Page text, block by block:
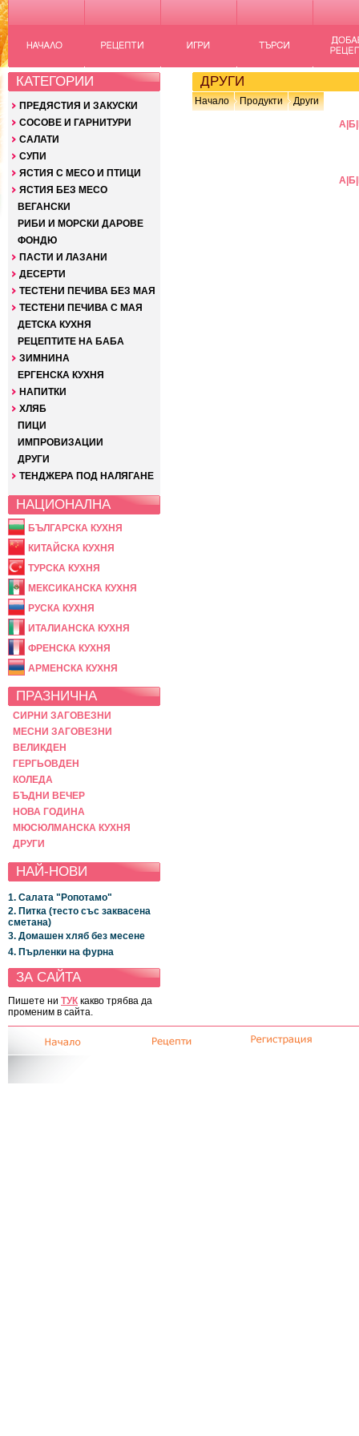
КАТЕГОРИИ
ПРЕДЯСТИЯ И ЗАКУСКИ
СОСОВЕ И ГАРНИТУРИ
САЛАТИ
СУПИ
ЯСТИЯ С МЕСО И ПТИЦИ
ЯСТИЯ БЕЗ МЕСО
ВЕГАНСКИ
РИБИ И МОРСКИ ДАРОВЕ
ФОНДЮ
ПАСТИ И ЛАЗАНИ
ДЕСЕРТИ
ТЕСТЕНИ ПЕЧИВА БЕЗ МАЯ
ТЕСТЕНИ ПЕЧИВА С МАЯ
ДЕТСКА КУХНЯ
РЕЦЕПТИТЕ НА БАБА
ЗИМНИНА
ЕРГЕНСКА КУХНЯ
НАПИТКИ
ХЛЯБ
ПИЦИ
ИМПРОВИЗАЦИИ
ДРУГИ
ТЕНДЖЕРА ПОД НАЛЯГАНЕ
НАЦИОНАЛНА
БЪЛГАРСКА КУХНЯ
КИТАЙСКА КУХНЯ
ТУРСКА КУХНЯ
МЕКСИКАНСКА КУХНЯ
РУСКА КУХНЯ
ИТАЛИАНСКА КУХНЯ
ФРЕНСКА КУХНЯ
АРМЕНСКА КУХНЯ
ПРАЗНИЧНА
СИРНИ ЗАГОВЕЗНИ
МЕСНИ ЗАГОВЕЗНИ
ВЕЛИКДЕН
ГЕРГЬОВДЕН
КОЛЕДА
БЪДНИ ВЕЧЕР
НОВА ГОДИНА
МЮСЮЛМАНСКА КУХНЯ
ДРУГИ
НАЙ-НОВИ
1. Салата "Ропотамо"
2. Питка (тесто със заквасена
сметана)
3. Домашен хляб без месене
4. Пърленки на фурна
ЗА САЙТА
Пишете ни ТУК какво трябва да
променим в сайта.
ДРУГИ
Начало Продукти Други
А Б
А Б